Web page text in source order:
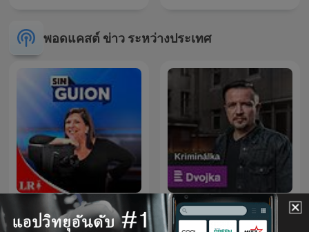
พอดแคสต์ ข่าว ระหว่างประเทศ
La Republica - Sin guion Kriminálka